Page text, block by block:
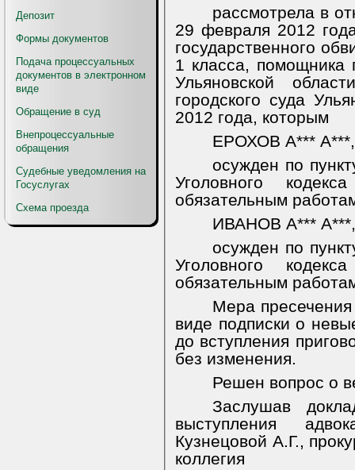
Депозит
Формы документов
Подача процессуальных
документов в электронном
виде
Обращение в суд
Внепроцессуальные
обращения
Судебные уведомления на
Госуслугах
Схема проезда
рассмотрела в
29 февраля 2012
государственного
1 класса, помощника
Ульяновской
городского суда
2012 года, которым
ЕРОХОВ А***
осужден по
Уголовного
обязательным
ИВАНОВ А***
осужден по
Уголовного
обязательным
Мера
виде подписки о
до вступления
без изменения.
Решен вопрос о
Заслушав
выступления
Кузнецовой А.Г.,
коллегия